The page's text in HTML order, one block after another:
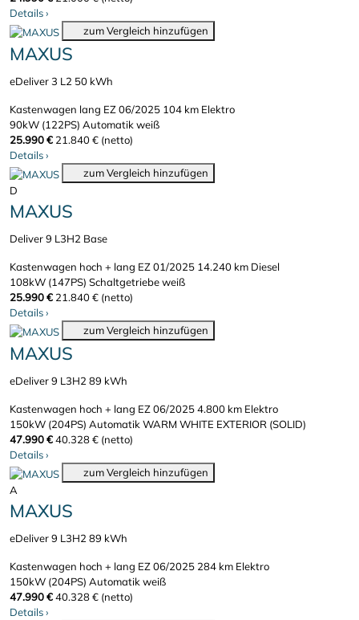
Details›
zum Vergleich hinzufügen
MAXUS
eDeliver 3 L2 50 kWh
Kastenwagen lang EZ 06/2025 104 km Elektro
90kW (122PS) Automatikweiß
25.990 € 21.840 € (netto)
Details›
zum Vergleich hinzufügen
D
MAXUS
Deliver 9 L3H2 Base
Kastenwagen hoch + lang EZ 01/2025 14.240 km Diesel
108kW (147PS) Schaltgetriebeweiß
25.990 € 21.840 € (netto)
Details›
zum Vergleich hinzufügen
MAXUS
eDeliver 9 L3H2 89 kWh
Kastenwagen hoch + lang EZ 06/20254.800 km Elektro
150kW (204PS) AutomatikWARM WHITE EXTERIOR (SOLID)
47.990 €40.328 € (netto)
Details›
zum Vergleich hinzufügen
A
MAXUS
eDeliver 9 L3H2 89 kWh
Kastenwagen hoch + lang EZ 06/2025 284 km Elektro
150kW (204PS) Automatikweiß
47.990 €40.328 € (netto)
Details›